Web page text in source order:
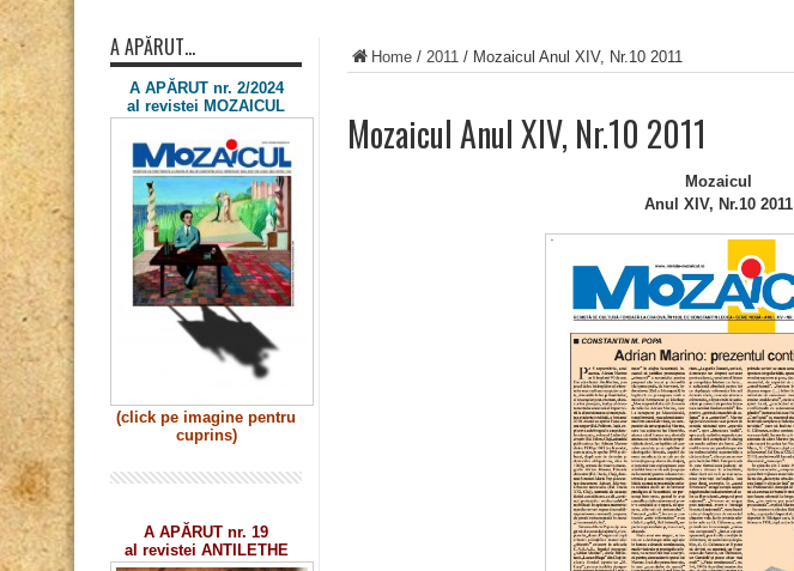
Home / 2011 / Mozaicul Anul XIV, Nr.10 2011
Mozaicul Anul XIV, Nr.10 2011
Mozaicul
Anul XIV, Nr.10 2011
A APĂRUT…
A APĂRUT nr. 2/2024
al revistei MOZAICUL
(click pe imagine pentru
cuprins)
A APĂRUT nr. 19
al revistei ANTILETHE